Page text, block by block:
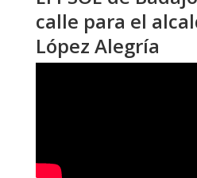
calle para el
López Alegría